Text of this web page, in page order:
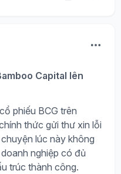
Capital lên
phiếu BCG trên
thức gửi thư xin lỗi
lúc này không
nghiệp có đủ
trúc thành công.